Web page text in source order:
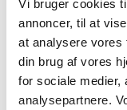
Vi bruger cookies
annoncer, til at
at analysere vores
din brug af vores
for sociale medier,
analysepartnere.
Riisfort
250ml